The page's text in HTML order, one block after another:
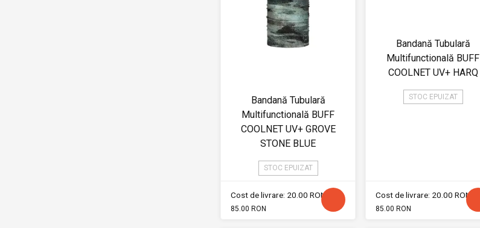
Bandană Tubulară
Multifunctională BUFF
COOLNET UV+ GROVE
STONE BLUE
STOC EPUIZAT
Cost de livrare: 20.00 RON
85.00 RON
Bandană Tubulară
Multifunctională BUFF
COOLNET UV+ HARQ
STOC EPUIZAT
Cost de livrare: 20.00 RON
85.00 RON